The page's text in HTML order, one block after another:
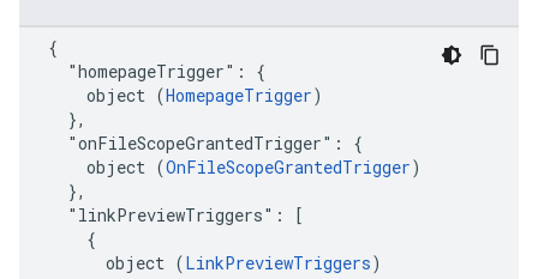
  {
    "homepageTrigger": {
      object (
HomepageTrigger)
    },
    "onFileScopeGrantedTrigger": {
      object (
OnFileScopeGrantedTrigger)
    },
    "linkPreviewTriggers": [
      {
        object (
LinkPreviewTriggers)